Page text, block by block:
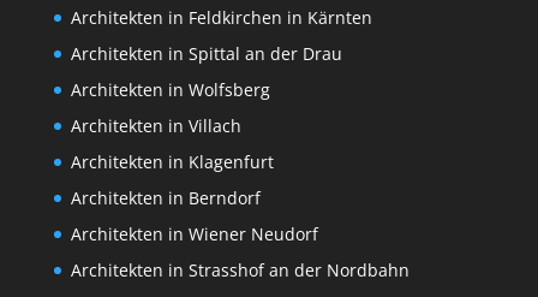
Architekten in Feldkirchen in Kärnten
Architekten in Spittal an der Drau
Architekten in Wolfsberg
Architekten in Villach
Architekten in Klagenfurt
Architekten in Berndorf
Architekten in Wiener Neudorf
Architekten in Strasshof an der Nordbahn